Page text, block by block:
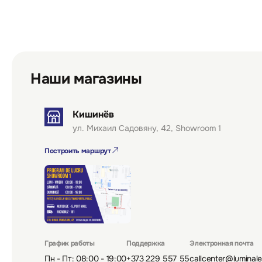
Наши магазины
Кишинёв
ул. Михаил Садовяну, 42, Showroom 1
Построить маршрут
График работы
Пн - Пт: 08:00 - 19:00
Поддержка
+373 229 557 55
Электронная почта